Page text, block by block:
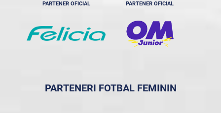
PARTENER OFICIAL PARTENER OFICIAL
PARTENERI FOTBAL FEMININ